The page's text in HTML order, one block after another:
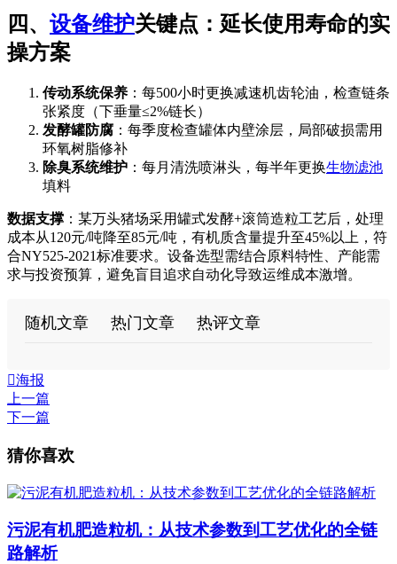
四、 设备维护关键点：延长使用寿命的实
操方案
传动系统保养 ：每500小时更换减速机齿轮油，检查链条
张紧度（下垂量≤2%链长）
发酵罐防腐 ：每季度检查罐体内壁涂层，局部破损需用
环氧树脂修补
除臭系统维护 ：每月清洗喷淋头，每半年更换生物滤池
填料
数据支撑 ：某万头猪场采用罐式发酵+滚筒造粒工艺后，处理
成本从120元/吨降至85元/吨，有机质含量提升至45%以上，符
合NY525-2021标准要求。设备选型需结合原料特性、产能需
求与投资预算，避免盲目追求自动化导致运维成本激增。
随机文章 热门文章 热评文章
海报
上一篇
下一篇
猜你喜欢
污泥有机肥造粒机：从技术参数到工艺优化的全链
路解析